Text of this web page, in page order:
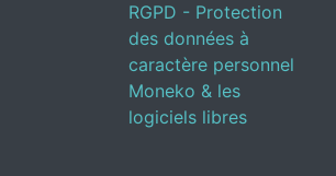
RGPD - Protection
des données à
caractère personnel
Moneko & les
logiciels libres